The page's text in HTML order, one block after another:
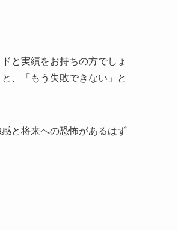
と実績をお持ちの方でしょ
、「もう失敗できない」と
と将来への恐怖があるはず